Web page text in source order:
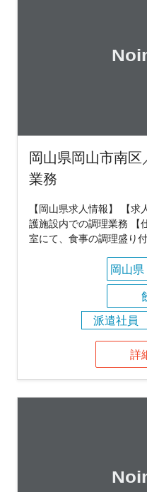
岡山県岡山市南
業務
【岡山県求人情報】 【
護施設内での調理業務 【
室にて、食事の調理盛り
岡山県
派遣社員
詳